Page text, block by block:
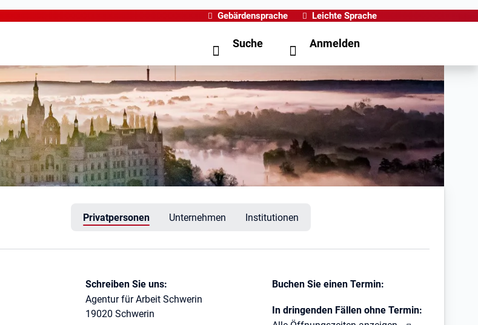
Gebärdensprache Leichte Sprache
Suche Anmelden
Privatpersonen Unternehmen Institutionen
Schreiben Sie uns:
Agentur für Arbeit Schwerin
19020 Schwerin
Buchen Sie einen Termin:
In dringenden Fällen ohne Termin: